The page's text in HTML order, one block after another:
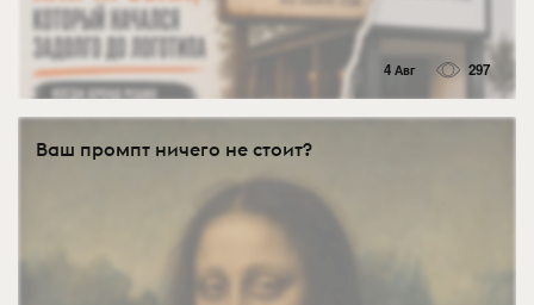
4 Авг 297
Ваш промпт ничего не стоит?